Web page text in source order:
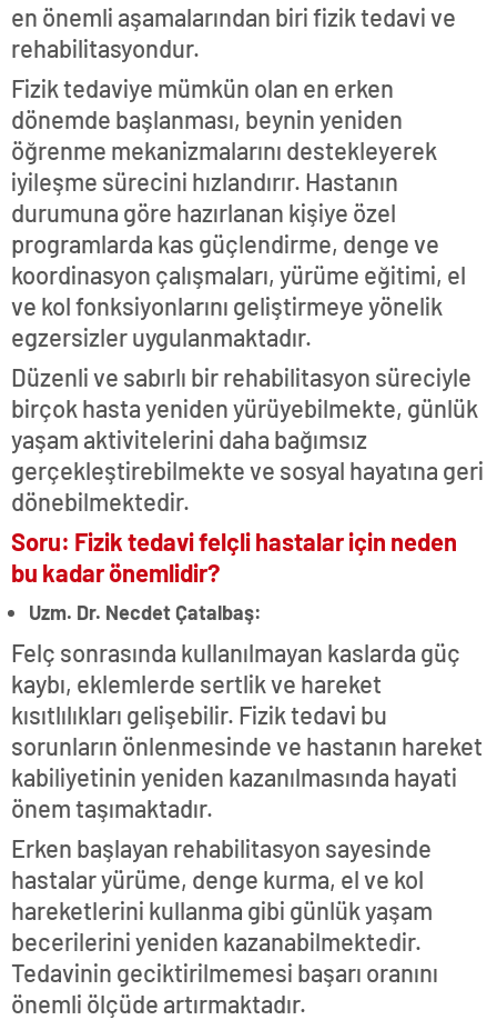
en önemli aşamalarından biri fizik tedavi ve
rehabilitasyondur.
Fizik tedaviye mümkün olan en erken
dönemde başlanması, beynin yeniden
öğrenme mekanizmalarını destekleyerek
iyileşme sürecini hızlandırır. Hastanın
durumuna göre hazırlanan kişiye özel
programlarda kas güçlendirme, denge ve
koordinasyon çalışmaları, yürüme eğitimi, el
ve kol fonksiyonlarını geliştirmeye yönelik
egzersizler uygulanmaktadır.
Düzenli ve sabırlı bir rehabilitasyon süreciyle
birçok hasta yeniden yürüyebilmekte, günlük
yaşam aktivitelerini daha bağımsız
gerçekleştirebilmekte ve sosyal hayatına geri
dönebilmektedir.
Soru: Fizik tedavi felçli hastalar için neden
bu kadar önemlidir?
Uzm. Dr. Necdet Çatalbaş:
Felç sonrasında kullanılmayan kaslarda güç
kaybı, eklemlerde sertlik ve hareket
kısıtlılıkları gelişebilir. Fizik tedavi bu
sorunların önlenmesinde ve hastanın hareket
kabiliyetinin yeniden kazanılmasında hayati
önem taşımaktadır.
Erken başlayan rehabilitasyon sayesinde
hastalar yürüme, denge kurma, el ve kol
hareketlerini kullanma gibi günlük yaşam
becerilerini yeniden kazanabilmektedir.
Tedavinin geciktirilmemesi başarı oranını
önemli ölçüde artırmaktadır.